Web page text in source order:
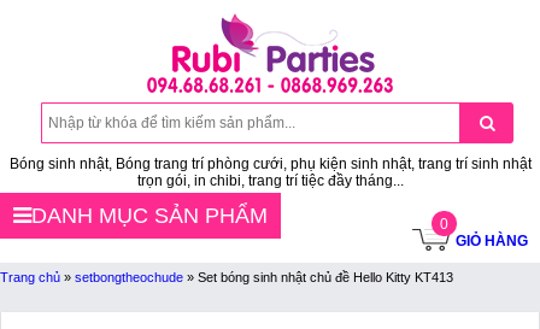
Bóng sinh nhật, Bóng trang trí phòng cưới, phụ kiện sinh nhật, trang trí sinh nhật
trọn gói, in chibi, trang trí tiệc đầy tháng...
0
GIỎ HÀNG
DANH MỤC SẢN PHẨM
Trang chủ » setbongtheochude » Set bóng sinh nhật chủ đề Hello Kitty KT413